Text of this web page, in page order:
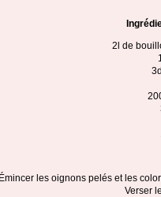
2l de
Émincer les oignons pelés et les
Verser